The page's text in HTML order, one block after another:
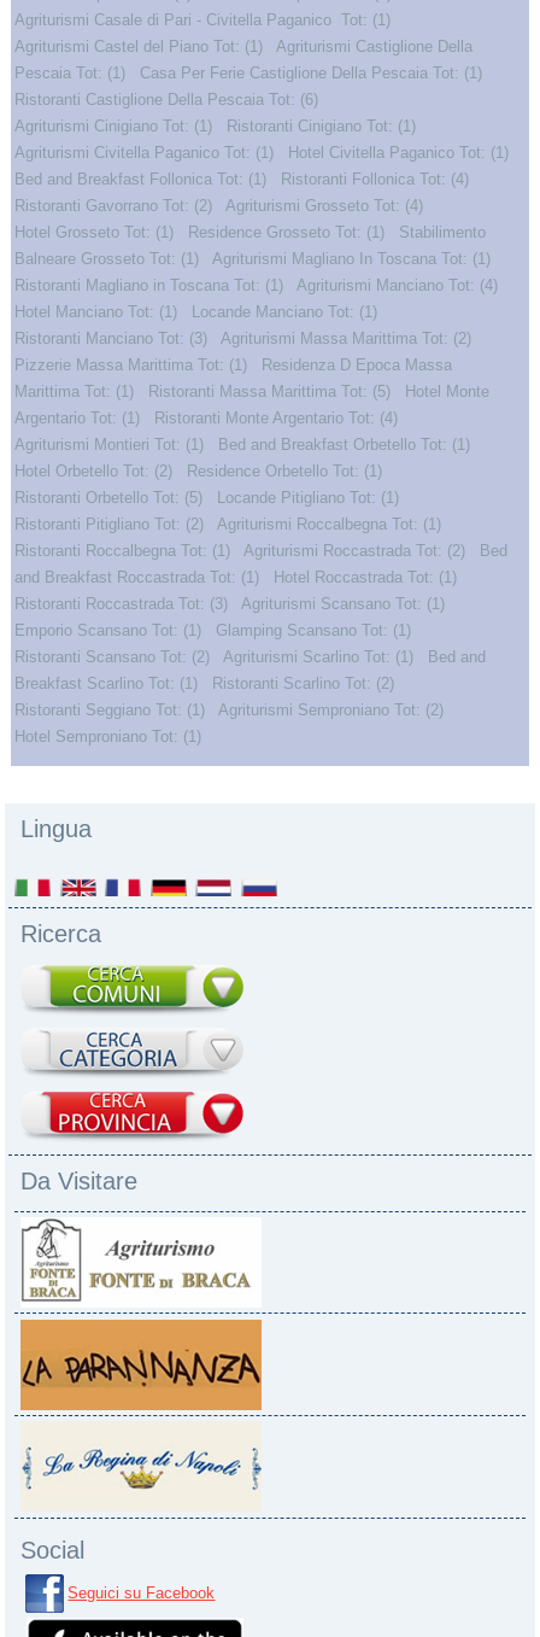
Agriturismi Casale di Pari - Civitella Paganico Tot: (1)
Agriturismi Castel del Piano Tot: (1)
Agriturismi Castiglione Della
Pescaia Tot: (1)
Casa Per Ferie Castiglione Della Pescaia Tot: (1)
Ristoranti Castiglione Della Pescaia Tot: (6)
Agriturismi Cinigiano Tot: (1)
Ristoranti Cinigiano Tot: (1)
Agriturismi Civitella Paganico Tot: (1)
Hotel Civitella Paganico Tot: (1)
Bed and Breakfast Follonica Tot: (1)
Ristoranti Follonica Tot: (4)
Ristoranti Gavorrano Tot: (2)
Agriturismi Grosseto Tot: (4)
Hotel Grosseto Tot: (1)
Residence Grosseto Tot: (1)
Stabilimento
Balneare Grosseto Tot: (1)
Agriturismi Magliano In Toscana Tot: (1)
Ristoranti Magliano in Toscana Tot: (1)
Agriturismi Manciano Tot: (4)
Hotel Manciano Tot: (1)
Locande Manciano Tot: (1)
Ristoranti Manciano Tot: (3)
Agriturismi Massa Marittima Tot: (2)
Pizzerie Massa Marittima Tot: (1)
Residenza D Epoca Massa
Marittima Tot: (1)
Ristoranti Massa Marittima Tot: (5)
Hotel Monte
Argentario Tot: (1)
Ristoranti Monte Argentario Tot: (4)
Agriturismi Montieri Tot: (1)
Bed and Breakfast Orbetello Tot: (1)
Hotel Orbetello Tot: (2)
Residence Orbetello Tot: (1)
Ristoranti Orbetello Tot: (5)
Locande Pitigliano Tot: (1)
Ristoranti Pitigliano Tot: (2)
Agriturismi Roccalbegna Tot: (1)
Ristoranti Roccalbegna Tot: (1)
Agriturismi Roccastrada Tot: (2)
Bed
and Breakfast Roccastrada Tot: (1)
Hotel Roccastrada Tot: (1)
Ristoranti Roccastrada Tot: (3)
Agriturismi Scansano Tot: (1)
Emporio Scansano Tot: (1)
Glamping Scansano Tot: (1)
Ristoranti Scansano Tot: (2)
Agriturismi Scarlino Tot: (1)
Bed and
Breakfast Scarlino Tot: (1)
Ristoranti Scarlino Tot: (2)
Ristoranti Seggiano Tot: (1)
Agriturismi Semproniano Tot: (2)
Hotel Semproniano Tot: (1)
Lingua
Ricerca
Da Visitare
Social
Seguici su Facebook